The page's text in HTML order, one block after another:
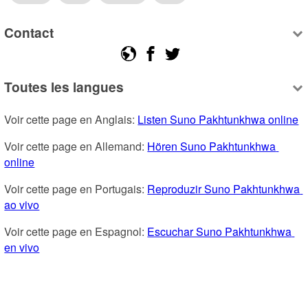
Contact
Toutes les langues
Voir cette page en Anglais: Listen Suno Pakhtunkhwa online
Voir cette page en Allemand: Hören Suno Pakhtunkhwa
online
Voir cette page en Portugais: Reproduzir Suno Pakhtunkhwa
ao vivo
Voir cette page en Espagnol: Escuchar Suno Pakhtunkhwa
en vivo